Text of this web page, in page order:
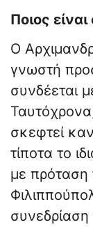
Ποιος
Ο
γνωστή
συνδέεται
σκεφτεί
τίποτα το
με πρόταση